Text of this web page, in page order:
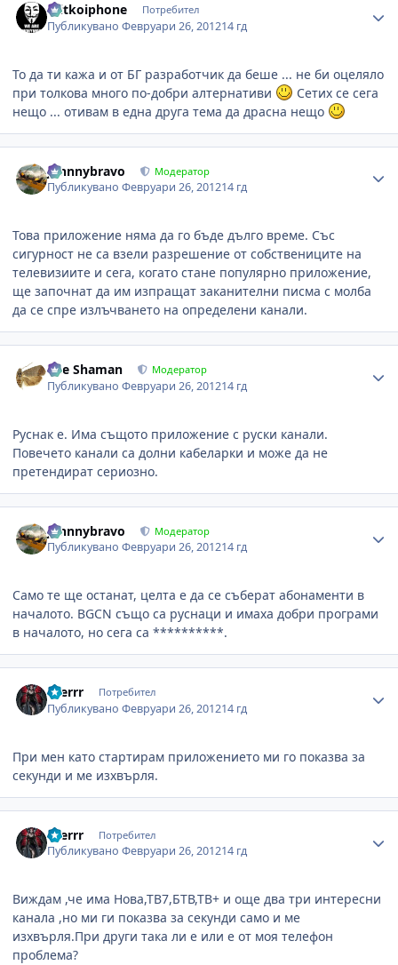
mitkoiphone Потребител
ПубликуваноФевруари 26, 201214 гд
То да ти кажа и от БГ разработчик да беше ... не би оцеляло
при толкова много по-добри алтернативи
Сетих се сега
нещо ... отивам в една друга тема да драсна нещо
johnnybravo Модератор
ПубликуваноФевруари 26, 201214 гд
Това приложение няма да го бъде дълго време. Със
сигурност не са взели разрешение от собствениците на
телевизиите и сега, когато стане популярно приложение,
ще започнат да им изпращат заканителни писма с молба
да се спре излъчването на определени канали.
The Shaman Модератор
ПубликуваноФевруари 26, 201214 гд
Руснак е. Има същото приложение с руски канали.
Повечето канали са долни кабеларки и може да не
претендират сериозно.
johnnybravo Модератор
ПубликуваноФевруари 26, 201214 гд
Само те ще останат, целта е да се съберат абонаменти в
началото. BGCN също са руснаци и имаха добри програми
в началото, но сега са **********.
aserrr Потребител
ПубликуваноФевруари 26, 201214 гд
При мен като стартирам приложението ми го показва за
секунди и ме изхвърля.
aserrr Потребител
ПубликуваноФевруари 26, 201214 гд
Виждам ,че има Нова,ТВ7,БТВ,ТВ+ и още два три интересни
канала ,но ми ги показва за секунди само и ме
изхвърля.При други така ли е или е от моя телефон
проблема?